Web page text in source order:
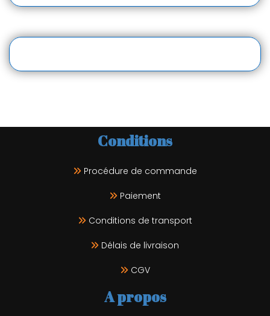
Conditions
Procédure de commande
Paiement
Conditions de transport
Délais de livraison
CGV
A propos